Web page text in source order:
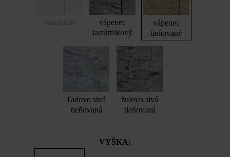
vápenec
lastúrnikový
vápenec
tieňovaný
ľadovo sivá
tieňovaná
žulovo sivá
tieňovaná
VÝŠKA: